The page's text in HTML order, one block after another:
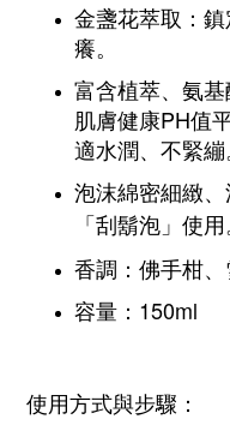
金盞花萃取：
癢。
富含植萃、氨
肌膚健康PH值
適水潤、不緊繃
泡沫綿密細緻、
「刮鬍泡」使用
香調：佛手柑、
容量：150ml
使用方式與步驟：